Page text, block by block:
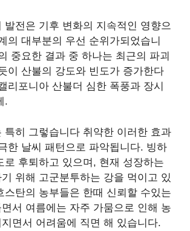
발전은 기후 변화의 지속적인 영향으
의 대부분의 우선 순위가되었습니
중요한 결과 중 하나는 최근의 파괴
이 산불의 강도와 빈도가 증가한다
리포니아 산불더 심한 폭풍과 장시
.
특히 그렇습니다 취약한 이러한 효과
한 날씨 패턴으로 파악됩니다. 빙하
로 후퇴하고 있으며, 현재 성장하는
위해 고군분투하는 강을 먹이고 있
스탄의 농부들은 한때 신뢰할 수있는
서 여름에는 자주 가뭄으로 인해 농
면서 어려움에 직면 해 있습니다.